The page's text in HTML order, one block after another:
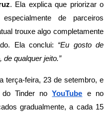
. Ela explica que priorizar o
de parceiros
trouxe algo completamente
Ela conclui: “Eu gosto de
qualquer jeito.”
terça-feira, 23 de setembro, e
do Tinder noYouTube
e no
gradualmente, a cada 15